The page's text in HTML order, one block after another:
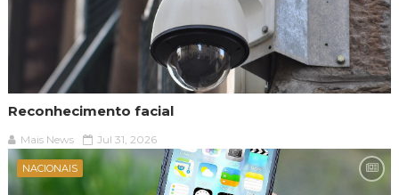
Reconhecimento facial
Mais News Jul 31, 2026
NACIONAIS